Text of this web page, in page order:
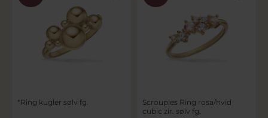
*Ring kugler sølv fg.
Scrouples Ring rosa/hvid
cubic zir. sølv fg.